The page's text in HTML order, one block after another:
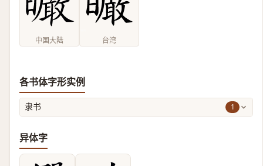
中国大陆 台湾
各书体字形实例
隶书 1
异体字